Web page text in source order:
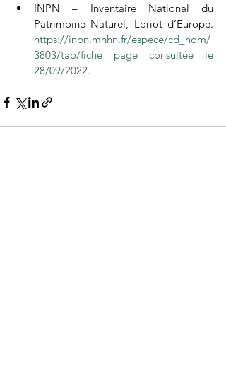
INPN – Inventaire National du
https://inpn.mnhn.fr/espece/cd_nom/
3803/tab/fiche page consultée le
28/09/2022.